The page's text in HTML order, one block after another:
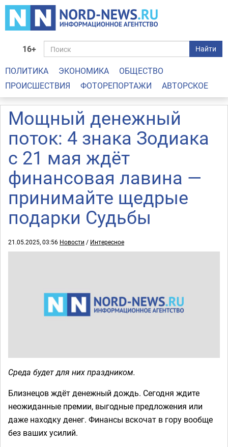
16+ Найти
ПОЛИТИКА ЭКОНОМИКА
ОБЩЕСТВО
ПРОИСШЕСТВИЯ
ФОТОРЕПОРТАЖИ АВТОРСКОЕ
Мощный денежный
поток: 4 знака Зодиака
с 21 мая ждёт
финансовая лавина —
принимайте щедрые
подарки Судьбы
21.05.2025, 03:56 Новости / Интересное
Среда будет для них праздником.
Близнецов ждёт денежный дождь. Сегодня ждите
неожиданные премии, выгодные предложения или
даже находку денег. Финансы вскочат в гору вообще
без ваших усилий.